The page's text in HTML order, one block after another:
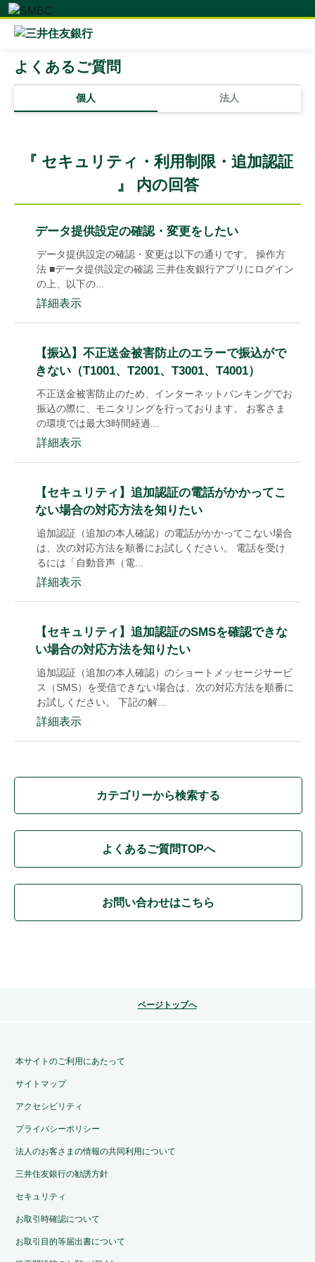
個人 法人
よくあるご質問
『 セキュリティ・利用制限・追加認証
』 内の回答
データ提供設定の確認・変更をしたい
データ提供設定の確認・変更は以下の通りです。 操作方
法 ■データ提供設定の確認 三井住友銀行アプリにログイン
の上、以下の...
詳細表示
【振込】不正送金被害防止のエラーで振込がで
きない（T1001、T2001、T3001、T4001）
不正送金被害防止のため、インターネットバンキングでお
振込の際に、モニタリングを行っております。 お客さま
の環境では最大3時間経過...
詳細表示
【セキュリティ】追加認証の電話がかかってこ
ない場合の対応方法を知りたい
追加認証（追加の本人確認）の電話がかかってこない場合
は、次の対応方法を順番にお試しください。 電話を受け
るには「自動音声（電...
詳細表示
【セキュリティ】追加認証のSMSを確認できな
い場合の対応方法を知りたい
追加認証（追加の本人確認）のショートメッセージサービ
ス（SMS）を受信できない場合は、次の対応方法を順番に
お試しください。 下記の解...
詳細表示
カテゴリーから検索する
よくあるご質問TOPへ
お問い合わせはこちら
ページトップへ
本サイトのご利用にあたって
サイトマップ
アクセシビリティ
プライバシーポリシー
法人のお客さまの情報の共同利用について
三井住友銀行の勧誘方針
セキュリティ
お取引時確認について
お取引目的等届出書について